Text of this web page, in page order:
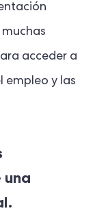
acceder a
empleo y las
una